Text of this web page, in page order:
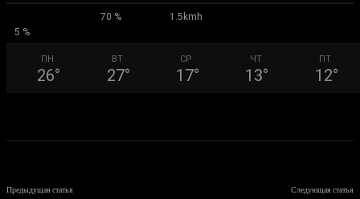
70 %
1.5kmh
5 %
ПН
26°
ВТ
27°
СР
17°
ЧТ
13°
ПТ
12°
Предыдущая статья Следующая статья